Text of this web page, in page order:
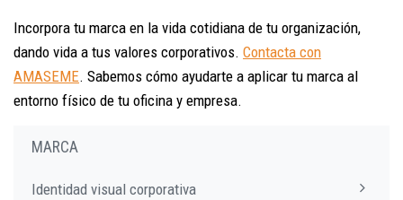
MARCA
Identidad visual corporativa
Incorpora tu marca en la vida cotidiana de tu organización,
dando vida a tus valores corporativos. Contacta con
AMASEME. Sabemos cómo ayudarte a aplicar tu marca al
entorno físico de tu oficina y empresa.